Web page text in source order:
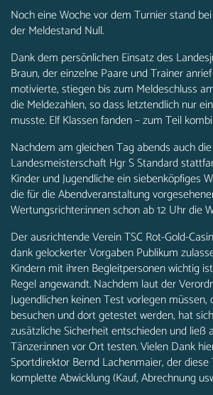
Noch eine Woche vor dem Turnier stand
der Meldestand Null.
Dank dem persönlichen Einsatz des
Braun, der einzelne Paare und Trainer
motivierte, stiegen bis zum Meldeschluss
die Meldezahlen, so dass letztendlich nur
musste. Elf Klassen fanden – zum Teil
Nachdem am gleichen Tag abends auch die
Landesmeisterschaft Hgr S Standard
Kinder und Jugendliche ein siebenköpfiges
die für die Abendveranstaltung
Wertungsrichter:innen schon ab 12 Uhr die
Der ausrichtende Verein TSC Rot-Gold-
dank gelockerter Vorgaben Publikum
Kindern mit ihren Begleitpersonen wichtig
Regel angewandt. Nachdem laut der
Jugendlichen keinen Test vorlegen müssen,
besuchen und dort getestet werden, hat
zusätzliche Sicherheit entschieden und ließ
Tänzer:innen vor Ort testen. Vielen Dank
Sportdirektor Bernd Lachenmaier, der
komplette Abwicklung (Kauf, Abrechnung